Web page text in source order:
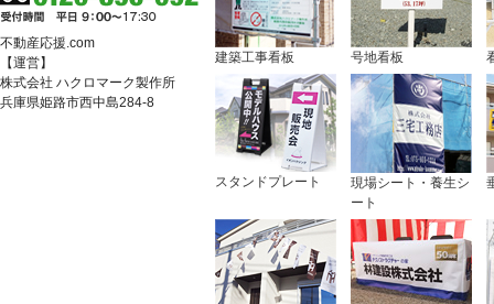
建築工事看板 号地看板
スタンドプレート
現場シート・養生シ
ート
不動産応援.com
【運営】
株式会社 ハクロマーク製作所
兵庫県姫路市西中島284-8